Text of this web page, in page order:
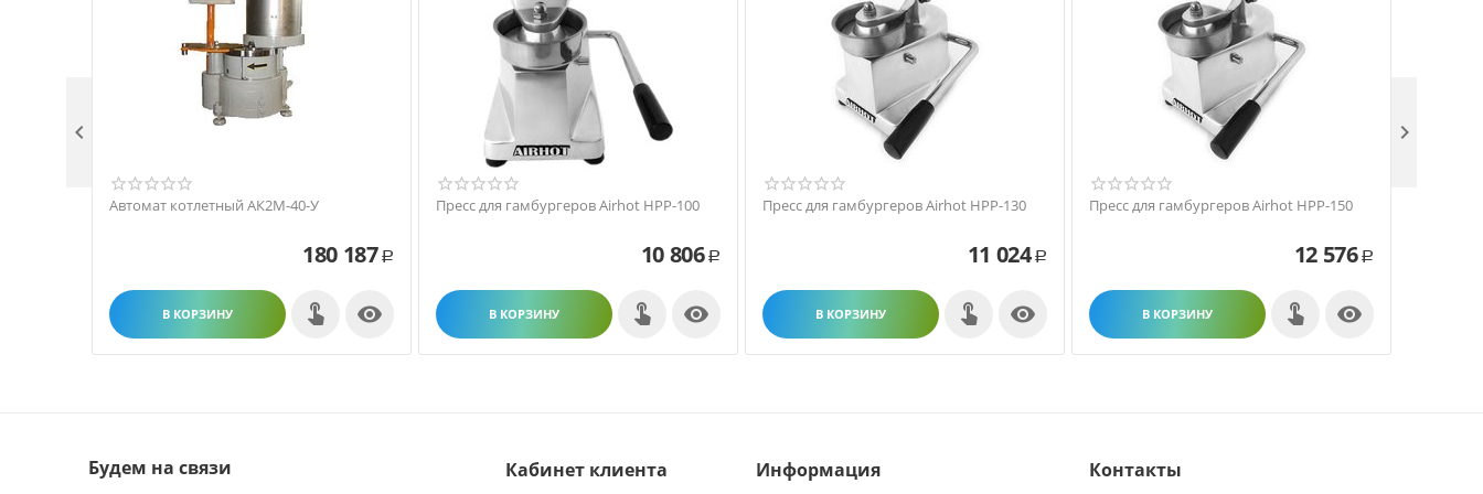
Автомат котлетный АК2М-40-У
180 187 Р
В КОРЗИНУ 
Пресс для гамбургеров Airhot HPP-100
10 806 Р
В КОРЗИНУ 
Пресс для гамбургеров Airhot HPP-130
11 024 Р
В КОРЗИНУ 
Пресс для гамбургеров Airhot HPP-150
12 576 Р
В КОРЗИНУ 
 
Будем на связи Кабинет клиента Информация Контакты